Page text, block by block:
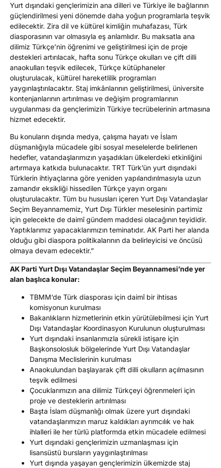
Yurt dışındaki gençlerimizin ana dilleri ve Türkiye ile bağlarının
güçlendirilmesi yeni dönemde daha yoğun programlarla teşvik
edilecektir. Zira dil ve kültürel kimliğin muhafazası, Türk
diasporasının var olmasıyla eş anlamlıdır. Bu maksatla ana
dilimiz Türkçe’nin öğrenimi ve geliştirilmesi için de proje
destekleri artırılacak, hafta sonu Türkçe okulları ve çift dilli
anaokulları teşvik edilecek, Türkçe kütüphaneler
oluşturulacak, kültürel hareketlilik programları
yaygınlaştırılacaktır. Staj imkânlarının geliştirilmesi, üniversite
kontenjanlarının artırılması ve değişim programlarının
uygulanması da gençlerimizin Türkiye tecrübelerinin artmasına
hizmet edecektir.
Bu konuların dışında medya, çalışma hayatı ve İslam
düşmanlığıyla mücadele gibi sosyal meselelerde belirlenen
hedefler, vatandaşlarımızın yaşadıkları ülkelerdeki etkinliğini
artırmaya katkıda bulunacaktır. TRT Türk’ün yurt dışındaki
Türklerin ihtiyaçlarına göre yeniden yapılandırılmasıyla uzun
zamandır eksikliği hissedilen Türkçe yayın organı
oluşturulacaktır. Tüm bu hususları içeren Yurt Dışı Vatandaşlar
Seçim Beyannamemiz, Yurt Dışı Türkler meselesinin partimiz
için gelecekte de daimî gündem maddesi olacağının teyididir.
Yaptıklarımız yapacaklarımızın teminatıdır. AK Parti her alanda
olduğu gibi diaspora politikalarının da belirleyicisi ve öncüsü
olmaya devam edecektir.”
AK Parti Yurt Dışı Vatandaşlar Seçim Beyannamesi’nde yer
alan başlıca konular:
TBMM’de Türk diasporası için daimî bir ihtisas
komisyonun kurulması
Bakanlıkların hizmetlerinin etkin yürütülebilmesi için Yurt
Dışı Vatandaşlar Koordinasyon Kurulunun oluşturulması
Yurt dışındaki insanlarımızla sürekli istişare için
Başkonsolosluk bölgelerinde Yurt Dışı Vatandaşlar
Danışma Meclislerinin kurulması
Anaokulundan başlayarak çift dilli okulların açılmasının
teşvik edilmesi
Çocuklarımızın ana dilimiz Türkçeyi öğrenmeleri için
proje ve desteklerin artırılması
Başta İslam düşmanlığı olmak üzere yurt dışındaki
vatandaşlarımızın maruz kaldıkları ayrımcılık ve hak
ihlalleri ile her türlü platformda etkin mücadele edilmesi
Yurt dışındaki gençlerimizin uzmanlaşması için
lisansüstü bursların yaygınlaştırılması
Yurt dışında yaşayan gençlerimizin ülkemizde staj